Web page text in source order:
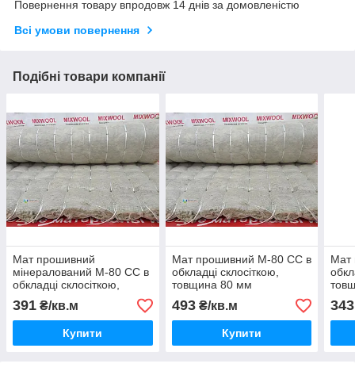
Повернення товару впродовж 14 днів за домовленістю
Всі умови повернення
Подібні товари компанії
Мат прошивний
мінералований М-80 СС в
обкладці склосіткою,
товщина 60 мм
391 ₴/кв.м
Купити
Мат прошивний М-80 СС в
обкладці склосіткою,
товщина 80 мм
493₴/кв.м
Купити
Мат
343